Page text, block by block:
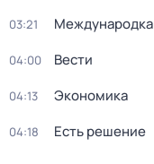
03:21 Международка
04:00 Вести
04:13 Экономика
04:18 Есть решение